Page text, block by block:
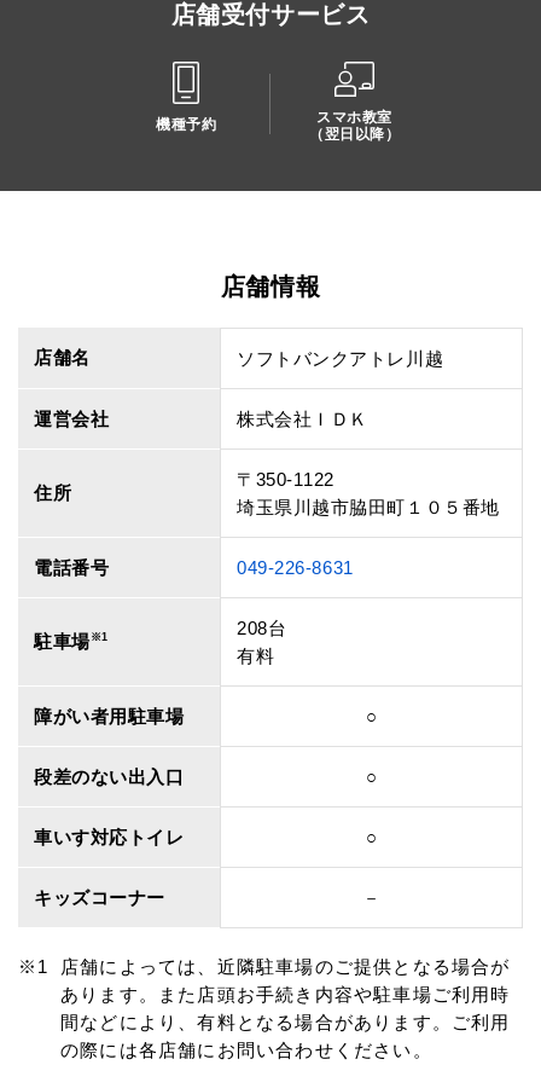
店舗受付サービス
機種予約
スマホ教室
（翌日以降）
店舗情報
店舗名 ソフトバンクアトレ川越
運営会社 株式会社ＩＤＫ
住所
〒350-1122
埼玉県川越市脇田町１０５番地
電話番号 049-226-8631
駐車場※1
208台
有料
障がい者用駐車場 ○
段差のない出入口 ○
車いす対応トイレ ○
キッズコーナー －
店舗によっては、近隣駐車場のご提供となる場合が
あります。また店頭お手続き内容や駐車場ご利用時
間などにより、有料となる場合があります。ご利用
の際には各店舗にお問い合わせください。